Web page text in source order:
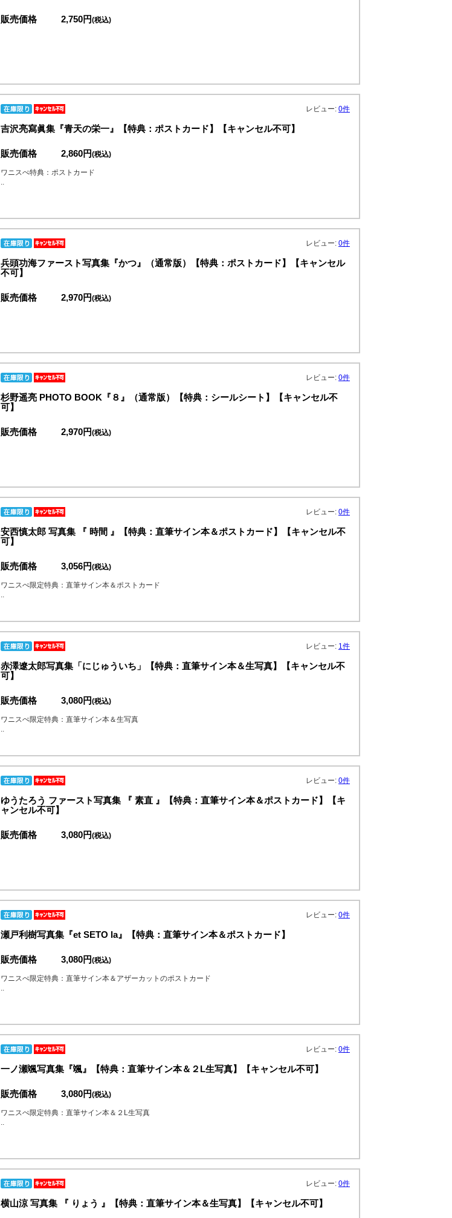
販売価格 2,750円(税込)
レビュー: 0件
吉沢亮寫眞集『青天の栄一』【特典：ポストカード】【キャンセル不可】
販売価格 2,860円(税込)
ワニスぺ特典：ポストカード
..
レビュー: 0件
兵頭功海ファースト写真集『かつ』（通常版）【特典：ポストカード】【キャンセル
不可】
販売価格 2,970円(税込)
レビュー: 0件
杉野遥亮 PHOTO BOOK『８』（通常版）【特典：シールシート】【キャンセル不
可】
販売価格 2,970円(税込)
レビュー: 0件
安西慎太郎 写真集 『 時間 』【特典：直筆サイン本＆ポストカード】【キャンセル不
可】
販売価格 3,056円(税込)
ワニスぺ限定特典：直筆サイン本＆ポストカード
..
レビュー: 1件
赤澤遼太郎写真集「にじゅういち」【特典：直筆サイン本＆生写真】【キャンセル不
可】
販売価格 3,080円(税込)
ワニスぺ限定特典：直筆サイン本＆生写真
..
レビュー: 0件
ゆうたろう ファースト写真集 『 素直 』【特典：直筆サイン本＆ポストカード】【キ
ャンセル不可】
販売価格 3,080円(税込)
レビュー: 0件
瀬戸利樹写真集『et SETO la』【特典：直筆サイン本＆ポストカード】
販売価格 3,080円(税込)
ワニスぺ限定特典：直筆サイン本＆アザーカットのポストカード
..
レビュー: 0件
一ノ瀬颯写真集『颯』【特典：直筆サイン本＆２L生写真】【キャンセル不可】
販売価格 3,080円(税込)
ワニスぺ限定特典：直筆サイン本＆２L生写真
..
レビュー: 0件
横山涼 写真集 『 りょう 』【特典：直筆サイン本＆生写真】【キャンセル不可】